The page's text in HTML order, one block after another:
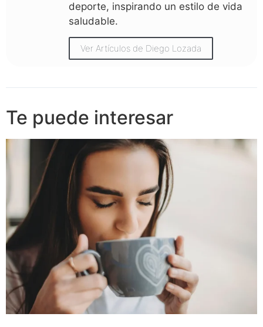
deporte, inspirando un estilo de vida
saludable.
Ver Artículos de Diego Lozada
Te puede interesar